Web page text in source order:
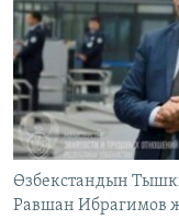
ЫҢГАЙСЫЗ
ЭЕ/АРнун
Өзбекстандын
Равшан Ибрагимов